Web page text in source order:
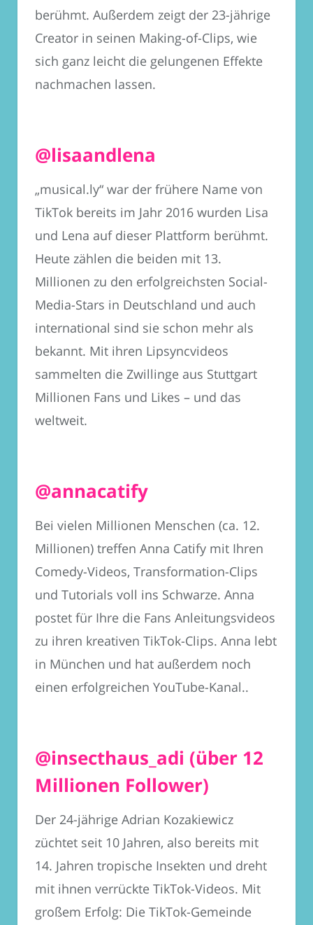
berühmt. Außerdem zeigt der 23-jährige
Creator in seinen Making-of-Clips, wie
sich ganz leicht die gelungenen Effekte
nachmachen lassen.
@lisaandlena
„musical.ly“ war der frühere Name von
TikTok bereits im Jahr 2016 wurden Lisa
und Lena auf dieser Plattform berühmt.
Heute zählen die beiden mit 13.
Millionen zu den erfolgreichsten Social-
Media-Stars in Deutschland und auch
international sind sie schon mehr als
bekannt. Mit ihren Lipsyncvideos
sammelten die Zwillinge aus Stuttgart
Millionen Fans und Likes – und das
weltweit.
@annacatify
Bei vielen Millionen Menschen (ca. 12.
Millionen) treffen Anna Catify mit Ihren
Comedy-Videos, Transformation-Clips
und Tutorials voll ins Schwarze. Anna
postet für Ihre die Fans Anleitungsvideos
zu ihren kreativen TikTok-Clips. Anna lebt
in München und hat außerdem noch
einen erfolgreichen YouTube-Kanal..
@insecthaus_adi (über 12
Millionen Follower)
Der 24-jährige Adrian Kozakiewicz
züchtet seit 10 Jahren, also bereits mit
14. Jahren tropische Insekten und dreht
mit ihnen verrückte TikTok-Videos. Mit
großem Erfolg: Die TikTok-Gemeinde